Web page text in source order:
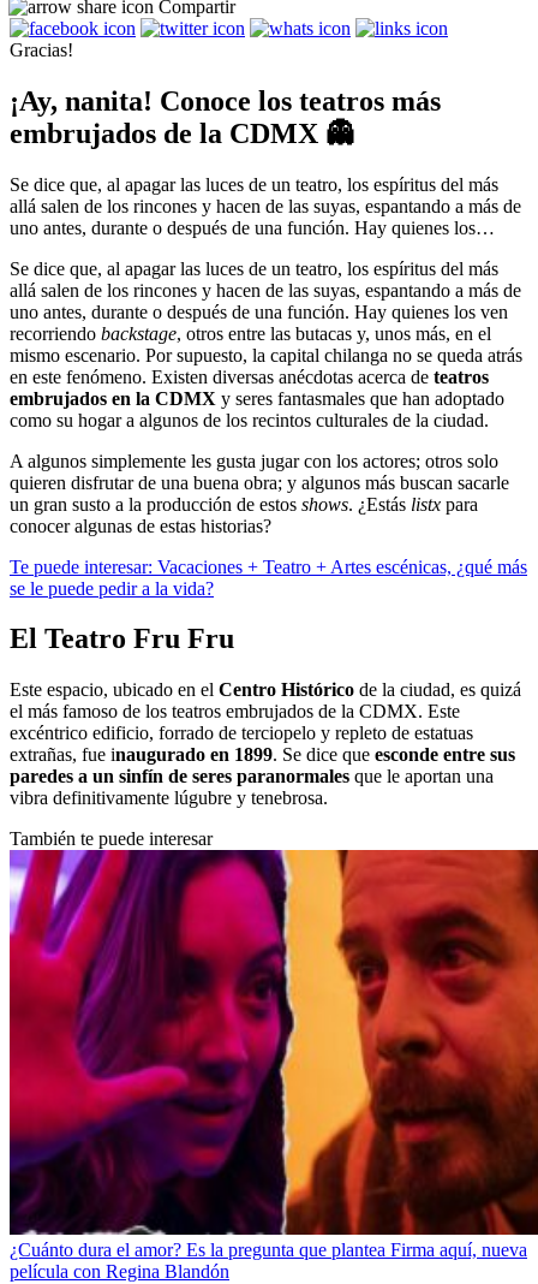
Compartir
Gracias!
¡Ay, nanita! Conoce los teatros más
embrujados de la CDMX 👻
Se dice que, al apagar las luces de un teatro, los espíritus del más
allá salen de los rincones y hacen de las suyas, espantando a más de
uno antes, durante o después de una función. Hay quienes los…
Se dice que, al apagar las luces de un teatro, los espíritus del más
allá salen de los rincones y hacen de las suyas, espantando a más de
uno antes, durante o después de una función. Hay quienes los ven
recorriendo backstage, otros entre las butacas y, unos más, en el
mismo escenario. Por supuesto, la capital chilanga no se queda atrás
en este fenómeno. Existen diversas anécdotas acerca de teatros
embrujados en la CDMX y seres fantasmales que han adoptado
como su hogar a algunos de los recintos culturales de la ciudad.
A algunos simplemente les gusta jugar con los actores; otros solo
quieren disfrutar de una buena obra; y algunos más buscan sacarle
un gran susto a la producción de estos shows. ¿Estás listx para
conocer algunas de estas historias?
Te puede interesar: Vacaciones + Teatro + Artes escénicas, ¿qué más
se le puede pedir a la vida?
El Teatro Fru Fru
Este espacio, ubicado en el Centro Histórico de la ciudad, es quizá
el más famoso de los teatros embrujados de la CDMX. Este
excéntrico edificio, forrado de terciopelo y repleto de estatuas
extrañas, fue inaugurado en 1899. Se dice que esconde entre sus
paredes a un sinfín de seres paranormales que le aportan una
vibra definitivamente lúgubre y tenebrosa.
También te puede interesar
¿Cuánto dura el amor? Es la pregunta que plantea Firma aquí, nueva
película con Regina Blandón